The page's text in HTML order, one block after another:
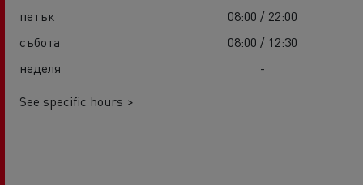
петък
08:00 / 22:00
събота
08:00 / 12:30
неделя
-
See specific hours >